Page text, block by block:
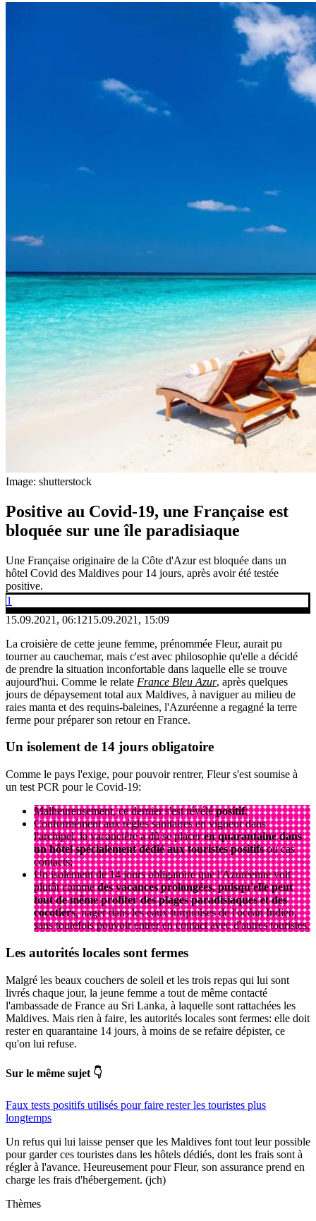
Image: shutterstock
Positive au Covid-19, une Française est
bloquée sur une île paradisiaque
Une Française originaire de la Côte d'Azur est bloquée dans un
hôtel Covid des Maldives pour 14 jours, après avoir été testée
positive.
1
15.09.2021, 06:1215.09.2021, 15:09
La croisière de cette jeune femme, prénommée Fleur, aurait pu
tourner au cauchemar, mais c'est avec philosophie qu'elle a décidé
de prendre la situation inconfortable dans laquelle elle se trouve
aujourd'hui. Comme le relate France Bleu Azur, après quelques
jours de dépaysement total aux Maldives, à naviguer au milieu de
raies manta et des requins-baleines, l'Azuréenne a regagné la terre
ferme pour préparer son retour en France.
Un isolement de 14 jours obligatoire
Comme le pays l'exige, pour pouvoir rentrer, Fleur s'est soumise à
un test PCR pour le Covid-19:
Malheureusement, ce dernier s'est révélépositif;
Conformément aux règles sanitaires en vigueur dans
l'archipel, la vacancière a dû se placeren quarantaine dans
un hôtel spécialement dédié aux touristes positifsou cas
contacts;
Un isolement de 14 jours obligatoire que l'Azuréenne voit
plutôt commedes vacances prolongées, puisqu'elle peut
tout de même profiter des plages paradisiaques et des
cocotiers, nager dans les eaux turquoises de l'océan Indien,
sans toutefois pouvoir entrer en contact avec d'autres touristes.
Les autorités locales sont fermes
Malgré les beaux couchers de soleil et les trois repas qui lui sont
livrés chaque jour, la jeune femme a tout de même contacté
l'ambassade de France au Sri Lanka, à laquelle sont rattachées les
Maldives. Mais rien à faire, les autorités locales sont fermes: elle doit
rester en quarantaine 14 jours, à moins de se refaire dépister, ce
qu'on lui refuse.
Sur le même sujet 👇
Faux tests positifs utilisés pour faire rester les touristes plus
longtemps
Un refus qui lui laisse penser que les Maldives font tout leur possible
pour garder ces touristes dans les hôtels dédiés, dont les frais sont à
régler à l'avance. Heureusement pour Fleur, son assurance prend en
charge les frais d'hébergement. (jch)
Thèmes